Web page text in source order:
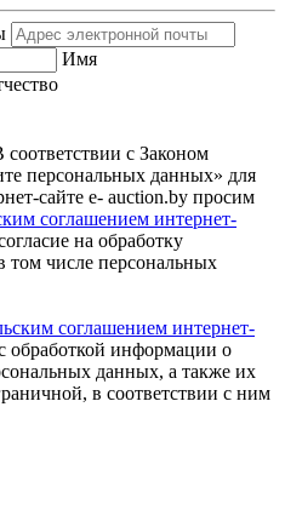
Имя
соответствии с Законом
персональных данных» для
сайте e- auction.by просим
соглашением интернет-
на обработку
том числе персональных
соглашением интернет-
обработкой информации о
данных, а также их
в соответствии с ним